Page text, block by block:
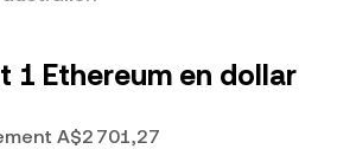
1 Ethereum en dollar
A$2 701,27